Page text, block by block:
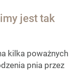
jest tak
kilka poważnych
pnia przez